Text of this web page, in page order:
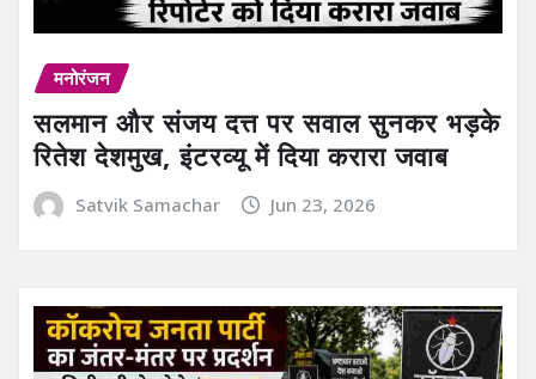
मनोरंजन
सलमान और संजय दत्त पर सवाल सुनकर भड़के
रितेश देशमुख, इंटरव्यू में दिया करारा जवाब
Satvik Samachar Jun 23, 2026